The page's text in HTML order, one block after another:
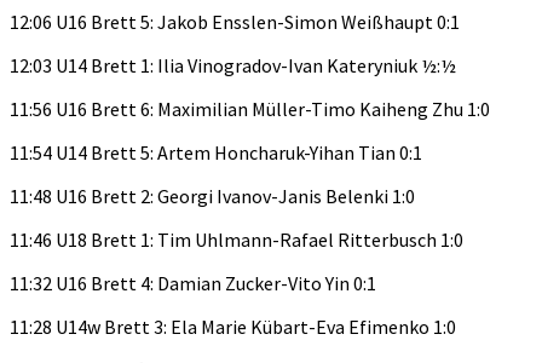
12:06 U16 Brett 5: Jakob Ensslen-Simon Weißhaupt 0:1
12:03 U14 Brett 1: Ilia Vinogradov-Ivan Kateryniuk ½:½
11:56 U16 Brett 6: Maximilian Müller-Timo Kaiheng Zhu 1:0
11:54 U14 Brett 5: Artem Honcharuk-Yihan Tian 0:1
11:48 U16 Brett 2: Georgi Ivanov-Janis Belenki 1:0
11:46 U18 Brett 1: Tim Uhlmann-Rafael Ritterbusch 1:0
11:32 U16 Brett 4: Damian Zucker-Vito Yin 0:1
11:28 U14w Brett 3: Ela Marie Kübart-Eva Efimenko 1:0